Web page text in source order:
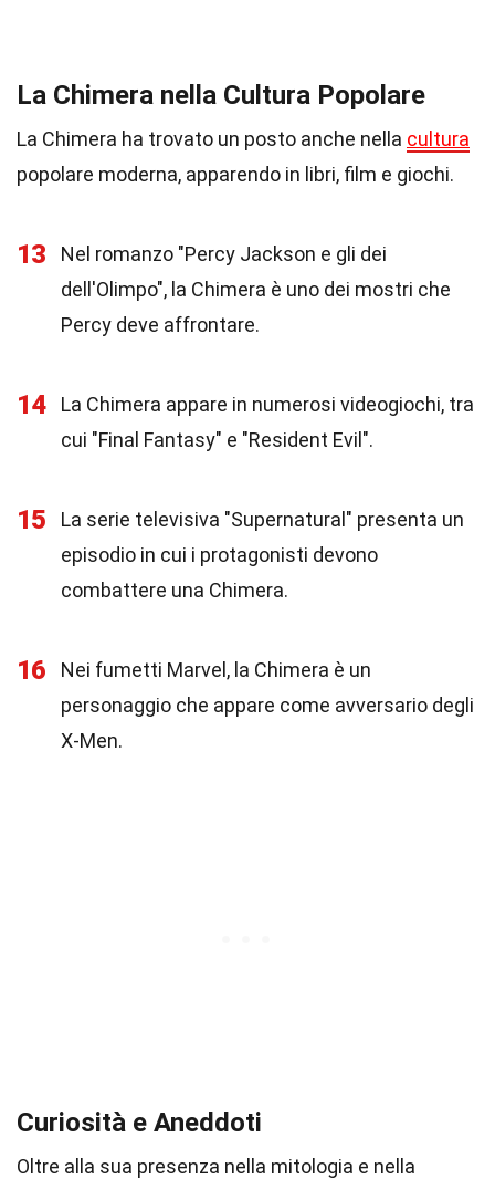
La Chimera nella Cultura Popolare
La Chimera ha trovato un posto anche nella cultura
popolare moderna, apparendo in libri, film e giochi.
13
Nel romanzo "Percy Jackson e gli dei
dell'Olimpo", la Chimera è uno dei mostri che
Percy deve affrontare.
14
La Chimera appare in numerosi videogiochi, tra
cui "Final Fantasy" e "Resident Evil".
15
La serie televisiva "Supernatural" presenta un
episodio in cui i protagonisti devono
combattere una Chimera.
16
Nei fumetti Marvel, la Chimera è un
personaggio che appare come avversario degli
X-Men.
Curiosità e Aneddoti
Oltre alla sua presenza nella mitologia e nella